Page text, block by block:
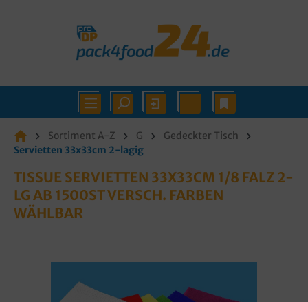
Sortiment A-Z G
Gedeckter Tisch
Servietten 33x33cm 2-lagig
TISSUE SERVIETTEN 33X33CM 1/8 FALZ 2-
LG AB 1500ST VERSCH. FARBEN
WÄHLBAR